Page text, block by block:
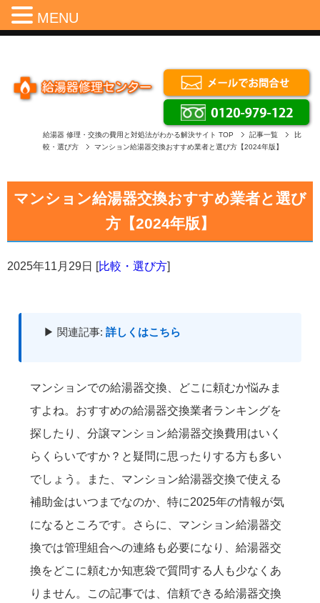
給湯器 修理・交換の費用と対処法がわかる解決サイト TOP 記事一覧
比
較・選び方
マンション給湯器交換おすすめ業者と選び方【2024年版】
マンション給湯器交換おすすめ業者と選び
方【2024年版】
2025年11月29日 比較・選び方
▶ 関連記事: 詳しくはこちら
マンションでの給湯器交換、どこに頼むか悩みま
すよね。おすすめの給湯器交換業者ランキングを
探したり、分譲マンション給湯器交換費用はいく
らくらいですか？と疑問に思ったりする方も多い
でしょう。また、マンション給湯器交換で使える
補助金はいつまでなのか、特に2025年の情報が気
になるところです。さらに、マンション給湯器交
換では管理組合への連絡も必要になり、給湯器交
換をどこに頼むか知恵袋で質問する人も少なくあ
りません。この記事では、信頼できる給湯器交換
MENU
Menu